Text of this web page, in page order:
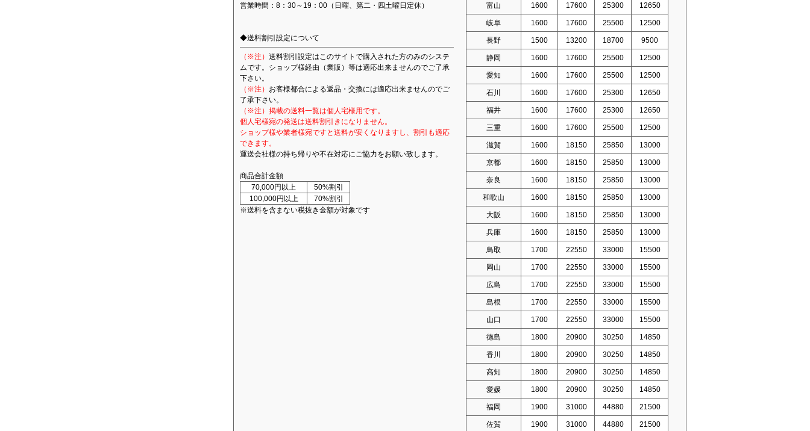
営業時間：8：30～19：00（日曜、第二・四土曜日定休）
◆送料割引設定について
（※注） 送料割引設定はこのサイトで購入された方のみのシステ
ムです。ショップ様経由（業販）等は適応出来ませんのでご了承
下さい。
（※注） お客様都合による返品・交換には適応出来ませんのでご
了承下さい。
（※注）掲載の送料一覧は個人宅様用です。
個人宅様宛の発送は送料割引きになりません。
ショップ様や業者様宛ですと送料が安くなりますし、割引も適応
できます。
運送会社様の持ち帰りや不在対応にご協力をお願い致します。
商品合計金額
70,000円以上
50%割引
100,000円以上
70%割引
※送料を含まない税抜き金額が対象です
富山 1600 17600 25300 12650
岐阜 1600 17600 25500 12500
長野 1500 13200 18700 9500
静岡 1600 17600 25500 12500
愛知 1600 17600 25500 12500
石川 1600 17600 25300 12650
福井 1600 17600 25300 12650
三重 1600 17600 25500 12500
滋賀 1600 18150 25850 13000
京都 1600 18150 25850 13000
奈良 1600 18150 25850 13000
和歌山 1600 18150 25850 13000
大阪 1600 18150 25850 13000
兵庫 1600 18150 25850 13000
鳥取 1700 22550 33000 15500
岡山 1700 22550 33000 15500
広島 1700 22550 33000 15500
島根 1700 22550 33000 15500
山口 1700 22550 33000 15500
徳島 1800 20900 30250 14850
香川 1800 20900 30250 14850
高知 1800 20900 30250 14850
愛媛 1800 20900 30250 14850
福岡 1900 31000 44880 21500
佐賀 1900 31000 44880 21500